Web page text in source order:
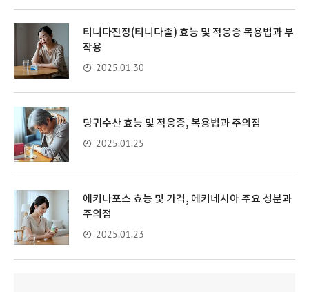
티니다진정(티니다졸) 효능 및 적응증 복용법과 부
작용
2025.01.30
당귀수산 효능 및 적응증, 복용법과 주의점
2025.01.25
에키나포스 효능 및 가격, 에키네시아 주요 성분과
주의점
2025.01.23